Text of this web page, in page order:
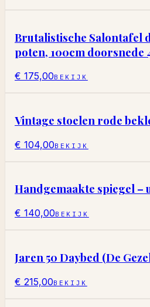
Brutalistische Salontafel
poten, 100cm doorsnede
€ 175,00BEKIJK
Vintage stoelen rode
€ 104,00BEKIJK
Handgemaakte spiegel –
€ 140,00BEKIJK
Jaren 50 Daybed (De
€ 215,00BEKIJK